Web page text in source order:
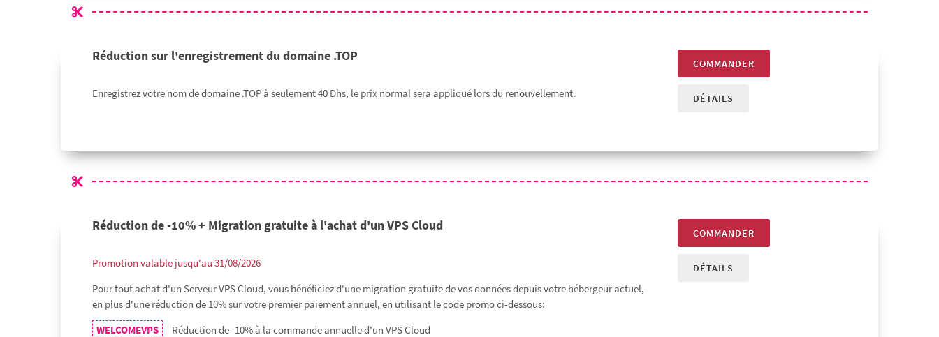
Réduction sur l'enregistrement du domaine .TOP
Enregistrez votre nom de domaine .TOP à seulement 40 Dhs, le prix normal sera appliqué lors du renouvellement.
COMMANDER
DÉTAILS
Réduction de -10% + Migration gratuite à l'achat d'un VPS Cloud
Promotion valable jusqu'au 31/08/2026
Pour tout achat d'un Serveur VPS Cloud, vous bénéficiez d'une migration gratuite de vos données depuis votre hébergeur actuel,
en plus d'une réduction de 10% sur votre premier paiement annuel, en utilisant le code promo ci-dessous:
WELCOMEVPS
Réduction de -10% à la commande annuelle d'un VPS Cloud
COMMANDER
DÉTAILS